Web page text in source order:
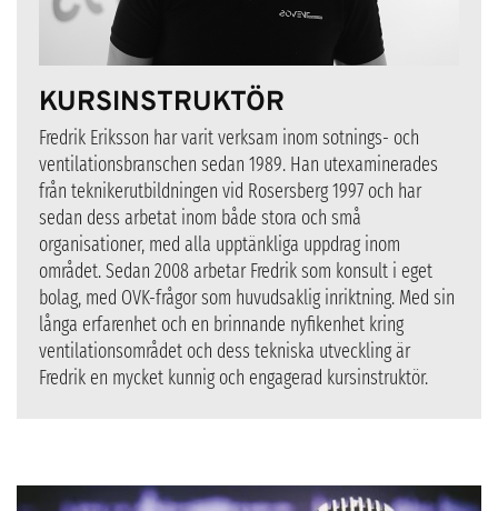
KURSINSTRUKTÖR
Fredrik Eriksson har varit verksam inom sotnings- och
ventilationsbranschen sedan 1989. Han utexaminerades
från teknikerutbildningen vid Rosersberg 1997 och har
sedan dess arbetat inom både stora och små
organisationer, med alla upptänkliga uppdrag inom
området. Sedan 2008 arbetar Fredrik som konsult i eget
bolag, med OVK-frågor som huvudsaklig inriktning. Med sin
långa erfarenhet och en brinnande nyfikenhet kring
ventilationsområdet och dess tekniska utveckling är
Fredrik en mycket kunnig och engagerad kursinstruktör.